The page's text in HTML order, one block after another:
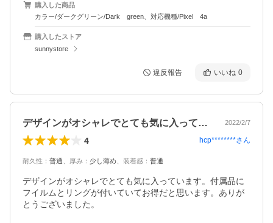
購入した商品
カラー/ダークグリーン/Dark green、対応機種/Pixel 4a
購入したストア
sunnystore
違反報告 いいね 0
デザインがオシャレでとても気に入ってい… 2022/2/7
4 hcp********さん
耐久性 ： 普通 厚み ： 少し薄め 装着感 ： 普通
デザインがオシャレでとても気に入っています。付属品に
フイルムとリングが付いていてお得だと思います。ありが
とうございました。